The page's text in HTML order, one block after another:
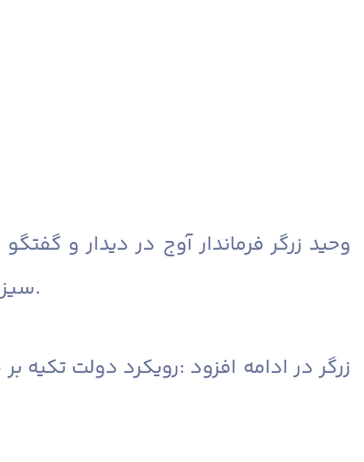
وحید زرگر فرماندار آوج در دیدار و
سیزدهم علیرغم وجود مشکلات و تحریم ها و توطئه های دشمن رشد اقتصادی کشور از ۴ درصد فراتر رفته و نرخ بیکاری کاهش یافته است.
زرگر در ادامه افزود :رویکرد دولت